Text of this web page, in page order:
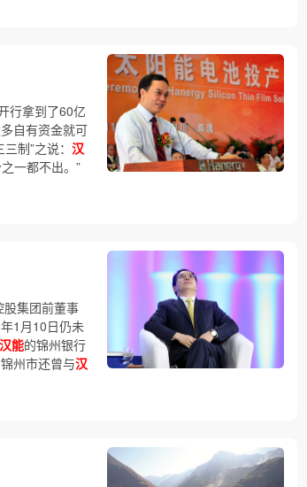
行拿到了60亿
自有资金就可
制”之说： 汉
一都不出。”
股集团前董事
1月10日仍未
汉能的锦州银行
州市还曾与汉